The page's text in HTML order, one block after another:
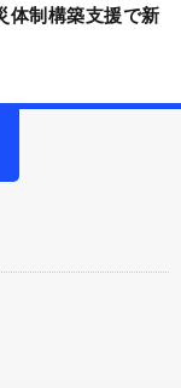
体制構築支援で新